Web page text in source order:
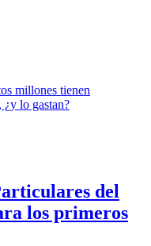
del
los primeros